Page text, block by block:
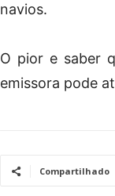
navios.
O pior e saber
emissora pode
Compartilhado